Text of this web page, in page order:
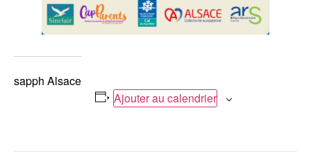
sapph Alsace
Ajouter au calendrier